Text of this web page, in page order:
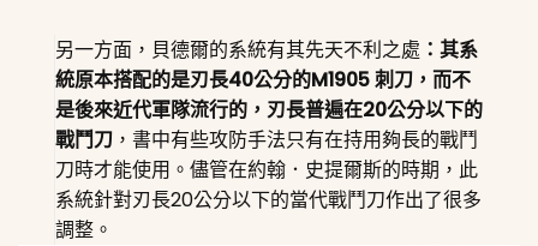
另一方面，貝德爾的系統有其先天不利之處 ：其系
統原本搭配的是刃長40公分的M1905 刺刀，而不
是後來近代軍隊流行的，刃長普遍在20公分以下的
戰鬥刀 ，書中有些攻防手法只有在持用夠長的戰鬥
刀時才能使用。儘管在約翰．史提爾斯的時期，此
系統針對刃長20公分以下的當代戰鬥刀作出了很多
調整。